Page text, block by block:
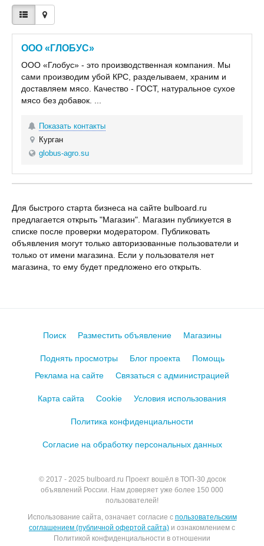
ООО «ГЛОБУС»
ООО «Глобус» - это производственная компания. Мы
сами производим убой КРС, разделываем, храним и
доставляем мясо. Качество - ГОСТ, натуральное сухое
мясо без добавок. ...
Показать контакты
Курган
globus-agro.su
Для быстрого старта бизнеса на сайте bulboard.ru
предлагается открыть "Магазин". Магазин публикуется в
списке после проверки модератором. Публиковать
объявления могут только авторизованные пользователи и
только от имени магазина. Если у пользователя нет
магазина, то ему будет предложено его открыть.
© 2017 - 2025 bulboard.ru Проект вошёл в ТОП-30 досок
объявлений России. Нам доверяет уже более 150 000
пользователей!
Использование сайта, означает согласие с пользовательским
соглашением (публичной офертой сайта) и ознакомлением с
Политикой конфиденциальности в отношении
Поиск Разместить объявление Магазины
Поднять просмотры Блог проекта
Помощь
Реклама на сайте
Связаться с администрацией
Карта сайта Cookie Условия использования
Политика конфиденциальности
Согласие на обработку персональных данных